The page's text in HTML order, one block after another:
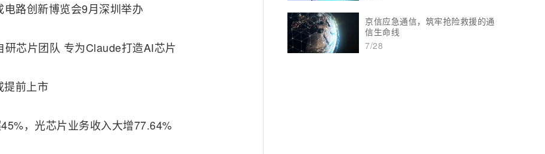
路创新博览会9月深圳举办
芯片团队 专为Claude打造AI芯片
前上市
，光芯片业务收入大增77.64%
京信应急通信，筑牢抢险救援的通
信生命线
7/28